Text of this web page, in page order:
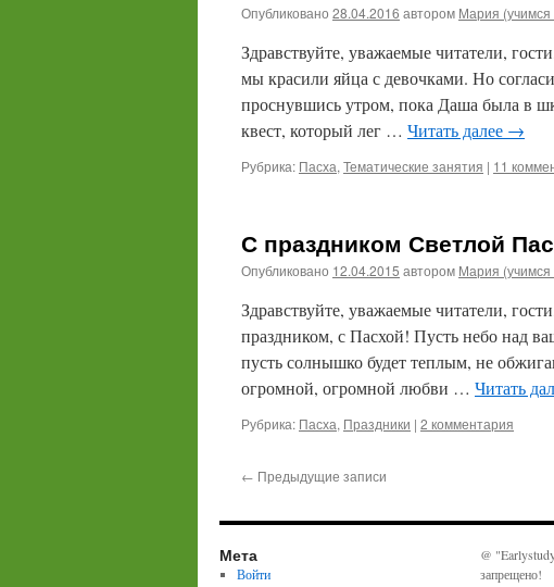
Опубликовано 28.04.2016 автором Мария (учимся
Здравствуйте, уважаемые читатели,
мы красили яйца с девочками. Но
проснувшись утром, пока Даша была в
квест, который лег … Читать далее →
Рубрика: Пасха, Тематические занятия | 11
С праздником Светлой
Опубликовано 12.04.2015 автором Мария (учимся
Здравствуйте, уважаемые читатели,
праздником, с Пасхой! Пусть небо над
пусть солнышко будет теплым, не
огромной, огромной любви … Читать
Рубрика: Пасха, Праздники | 2 комментария
← Предыдущие записи
Мета
Войти
@
запрещено!